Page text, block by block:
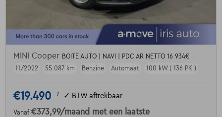
MINI Cooper BOITE AUTO | NAVI | PDC AR NETTO 16 934€
11/2022
55.087 km Benzine Automaat 100 kW ( 136 PK )
€19.490 1 ✓ BTW aftrekbaar
Vanaf €373,99/maand met een laatste